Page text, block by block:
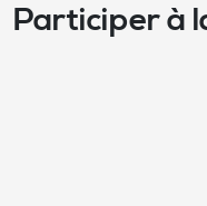
Participer à